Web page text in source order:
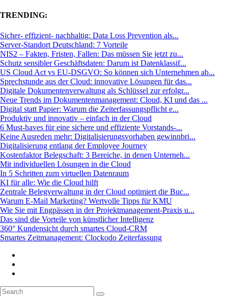
TRENDING:
Sicher- effizient- nachhaltig: Data Loss Prevention als...
Server-Standort Deutschland: 7 Vorteile
NIS2 – Fakten, Fristen, Fallen: Das müssen Sie jetzt zu...
Schutz sensibler Geschäftsdaten: Darum ist Datenklassif...
US Cloud Act vs EU-DSGVO: So können sich Unternehmen ab...
Sprechstunde aus der Cloud: innovative Lösungen für das...
Digitale Dokumentenverwaltung als Schlüssel zur erfolgr...
Neue Trends im Dokumentenmanagement: Cloud, KI und das ...
Digital statt Papier: Warum die Zeiterfassungspflicht e...
Produktiv und innovativ – einfach in der Cloud
6 Must-haves für eine sichere und effiziente Vorstands-...
Keine Ausreden mehr: Digitalisierungsvorhaben gewinnbri...
Digitalisierung entlang der Employee Journey
Kostenfaktor Belegschaft: 3 Bereiche, in denen Unterneh...
Mit individuellen Lösungen in die Cloud
In 5 Schritten zum virtuellen Datenraum
KI für alle: Wie die Cloud hilft
Zentrale Belegverwaltung in der Cloud optimiert die Buc...
Warum E-Mail Marketing? Wertvolle Tipps für KMU
Wie Sie mit Engpässen in der Projektmanagement-Praxis u...
Das sind die Vorteile von künstlicher Intelligenz
360° Kundensicht durch smartes Cloud-CRM
Smartes Zeitmanagement: Clockodo Zeiterfassung